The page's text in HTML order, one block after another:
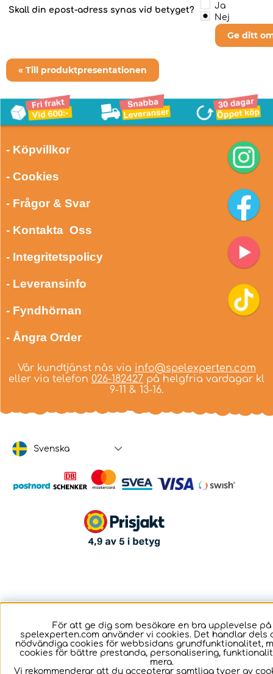
Skall din epost-adress synas vid betyget?
Ja
Nej
Ge ditt
« Till produktpresentationen
- Köpvillkor
- Cookies
- Frågor & Svar
- Kontakta Oss
- Integritetspolicy
- Leveransinfo
- Fyndhörnan
- Ångra Order
Vår kundtjänst nås via info@spelexperten.com
eller via telefon 026-182427 på helgfria vardagar kl
9-11 & 13-16.
Svenska
För att ge dig som besökare en bra upplevelse på
spelexperten.com använder vi cookies. Det handlar dels
nödvändiga cookies för webbsidans grundfunktionalitet,
cookies för bättre prestanda, personalisering,
mera.
Vi rekommenderar att du accepterar samtliga typer av